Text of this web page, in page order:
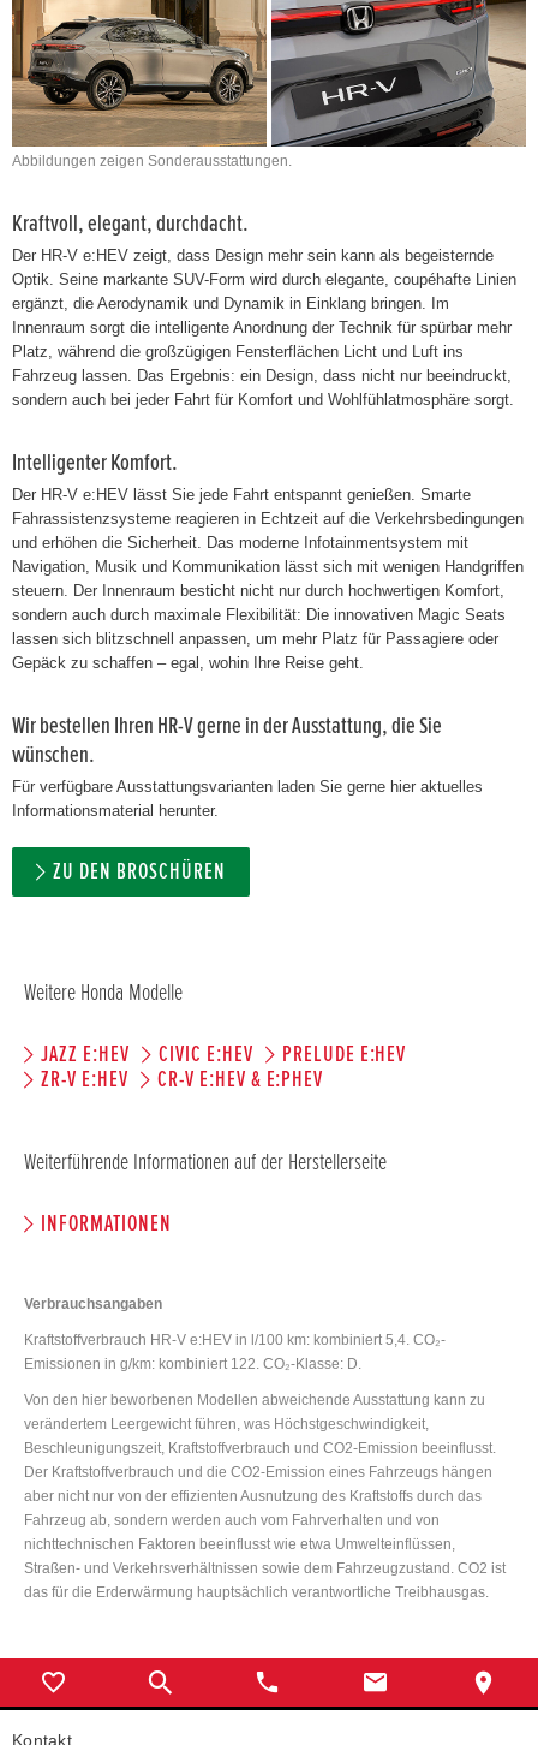
Abbildungen zeigen Sonderausstattungen.
Kraftvoll, elegant, durchdacht.
Der HR-V e:HEV zeigt, dass Design mehr sein kann als begeisternde
Optik. Seine markante SUV-Form wird durch elegante, coupéhafte Linien
ergänzt, die Aerodynamik und Dynamik in Einklang bringen. Im
Innenraum sorgt die intelligente Anordnung der Technik für spürbar mehr
Platz, während die großzügigen Fensterflächen Licht und Luft ins
Fahrzeug lassen. Das Ergebnis: ein Design, dass nicht nur beeindruckt,
sondern auch bei jeder Fahrt für Komfort und Wohlfühlatmosphäre sorgt.
Intelligenter Komfort.
Der HR-V e:HEV lässt Sie jede Fahrt entspannt genießen. Smarte
Fahrassistenzsysteme reagieren in Echtzeit auf die Verkehrsbedingungen
und erhöhen die Sicherheit. Das moderne Infotainmentsystem mit
Navigation, Musik und Kommunikation lässt sich mit wenigen Handgriffen
steuern. Der Innenraum besticht nicht nur durch hochwertigen Komfort,
sondern auch durch maximale Flexibilität: Die innovativen Magic Seats
lassen sich blitzschnell anpassen, um mehr Platz für Passagiere oder
Gepäck zu schaffen – egal, wohin Ihre Reise geht.
Wir bestellen Ihren HR-V gerne in der Ausstattung, die Sie
wünschen.
Für verfügbare Ausstattungsvarianten laden Sie gerne hier aktuelles
Informationsmaterial herunter.
ZU DEN BROSCHÜREN
Weitere Honda Modelle
JAZZ E:HEV CIVIC E:HEV
PRELUDE E:HEV
ZR-V E:HEV
CR-V E:HEV & E:PHEV
Weiterführende Informationen auf der Herstellerseite
INFORMATIONEN
Verbrauchsangaben
Kraftstoffverbrauch HR-V e:HEV in l/100 km: kombiniert 5,4. CO₂-
Emissionen in g/km: kombiniert 122. CO₂-Klasse: D.
Von den hier beworbenen Modellen abweichende Ausstattung kann zu
verändertem Leergewicht führen, was Höchstgeschwindigkeit,
Beschleunigungszeit, Kraftstoffverbrauch und CO2-Emission beeinflusst.
Der Kraftstoffverbrauch und die CO2-Emission eines Fahrzeugs hängen
aber nicht nur von der effizienten Ausnutzung des Kraftstoffs durch das
Fahrzeug ab, sondern werden auch vom Fahrverhalten und von
nichttechnischen Faktoren beeinflusst wie etwa Umwelteinflüssen,
Straßen- und Verkehrsverhältnissen sowie dem Fahrzeugzustand. CO2 ist
das für die Erderwärmung hauptsächlich verantwortliche Treibhausgas.
Kontakt